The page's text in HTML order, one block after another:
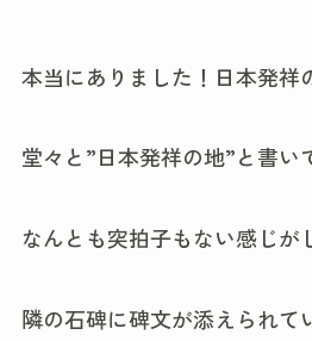
本当にありました！日本発祥
堂々と”日本発祥の地”と書い
なんとも突拍子もない感じが
隣の石碑に碑文が添えられて